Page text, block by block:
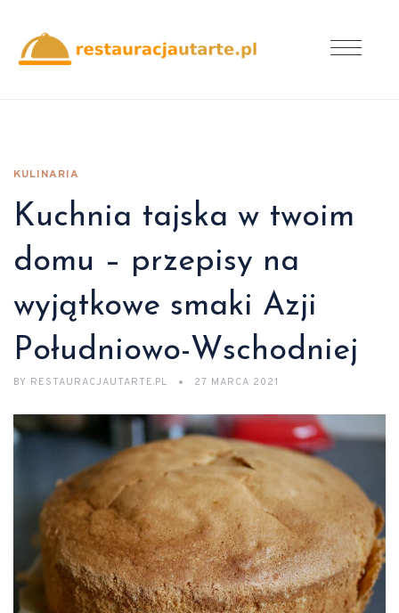
KULINARIA
Kuchnia tajska w twoim
domu – przepisy na
wyjątkowe smaki Azji
Południowo-Wschodniej
BY RESTAURACJAUTARTE.PL 27 MARCA 2021